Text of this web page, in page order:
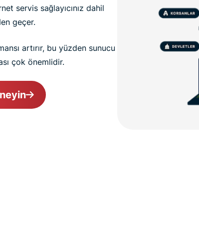
servis sağlayıcınız dahil
geçer.
artırır, bu yüzden sunucu
çok önemlidir.